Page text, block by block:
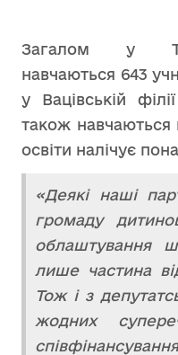
Загалом у
навчаються 643
у Вацівській
також навчаються
освіти налічує
«Деякі наші
громаду
облаштування
лише частина
Тож і з
жодних